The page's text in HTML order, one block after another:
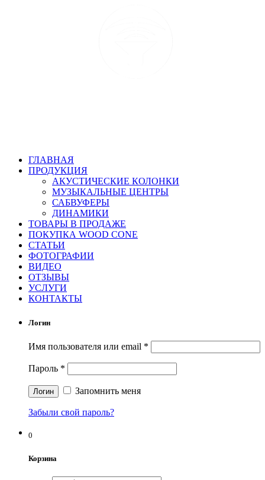
ГЛАВНАЯ
ПРОДУКЦИЯ
АКУСТИЧЕСКИЕ КОЛОНКИ
МУЗЫКАЛЬНЫЕ ЦЕНТРЫ
САБВУФЕРЫ
ДИНАМИКИ
ТОВАРЫ В ПРОДАЖЕ
ПОКУПКА WOOD CONE
СТАТЬИ
ФОТОГРАФИИ
ВИДЕО
ОТЗЫВЫ
УСЛУГИ
КОНТАКТЫ
Логин
Имя пользователя или email *
Пароль *
Запомнить меня
Забыли свой пароль?
0
Корзина